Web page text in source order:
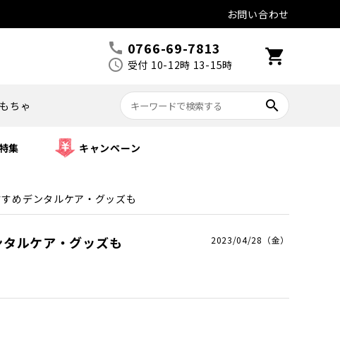
お問い合わせ
call 0766-69-7813
schedule 受付 10-12時 13-15時 shopping_cart
ちゃ search
集 キャンペーン
めデンタルケア・グッズも
ルケア・グッズも 2023/04/28（金）